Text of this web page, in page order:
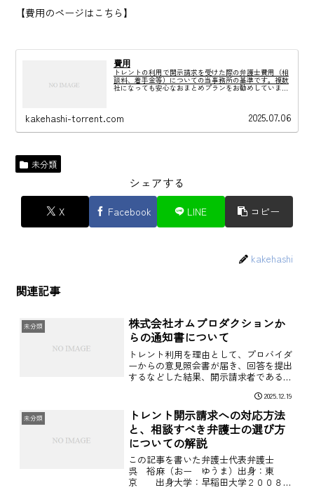
【費用のページはこちら】
費用
トレントの利用で開示請求を受けた際の弁護士費用（相
談料、着手金等）についての当事務所の基準です。複数
社になっても安心なおまとめプランをお勧めしていま
kakehashi-torrent.com 2025.07.06
未分類
シェアする
X Facebook LINE コピー
kakehashi
関連記事
未分類
株式会社オムプロダクションか
らの通知書について
トレント利用を理由として、プロバイダ
ーからの意見照会書が届き、回答を提出
するなどした結果、開示請求者である株
士から通知書が届いた場合には、どのよ
うに対応をするべきでしょうか？トレン
ト案件は、制作会社やその代理人弁護士
によってその後の示談条件や、提示示談
金額などが変わります。そこで、今回は
以下のとおり株式会社オムプロダクショ
ンからの通知書内容を踏まえた解説をし
たいと思います。
2025.12.19
未分類
トレント開示請求への対応方法
と、相談すべき弁護士の選び方
についての解説
この記事を書いた弁護士代表弁護士
呉 裕麻（おー ゆうま）出身：東
京 出身大学：早稲田大学２００８年